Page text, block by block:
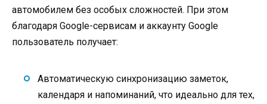
автомобилем без особых сложностей. При этом
благодаря Google-сервисам и аккаунту Google
пользователь получает:
Автоматическую синхронизацию заметок,
календаря и напоминаний, что идеально для тех,